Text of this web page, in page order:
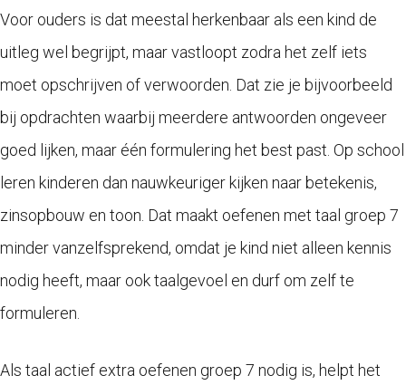
Voor ouders is dat meestal herkenbaar als een kind de
uitleg wel begrijpt, maar vastloopt zodra het zelf iets
moet opschrijven of verwoorden. Dat zie je bijvoorbeeld
bij opdrachten waarbij meerdere antwoorden ongeveer
goed lijken, maar één formulering het best past. Op school
leren kinderen dan nauwkeuriger kijken naar betekenis,
zinsopbouw en toon. Dat maakt oefenen met taal groep 7
minder vanzelfsprekend, omdat je kind niet alleen kennis
nodig heeft, maar ook taalgevoel en durf om zelf te
formuleren.
Als taal actief extra oefenen groep 7 nodig is, helpt het